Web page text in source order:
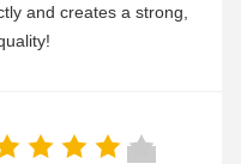
and creates a strong,